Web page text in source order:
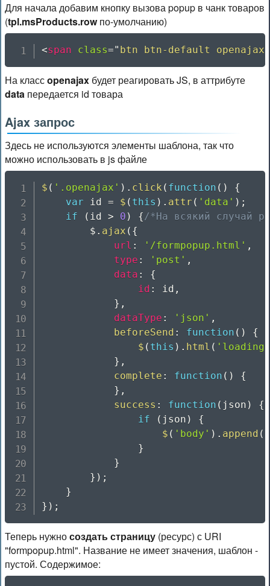
Для начала добавим кнопку вызова popup в чанк товаров
(tpl.msProducts.rowпо-умолчанию)
<span class=" btn btn-default openajax
На классopenajax будет реагировать JS, в аттрибуте
data передается id товара
Ajax запрос
Здесь не используются элементы шаблона, так что
можно использовать в js файле
$ ( '.openajax' ) . click ( function ( )
{
var id = $ ( this ) . attr ( 'data' ) ;
if
( id > 0 ) {/*На всякий случай
		$
. ajax ( {
url : '/formpopup.html' ,
type : 'post' ,
data :
{
id : id ,
} ,
dataType : 'json' ,
beforeSend : function ( )
{
$ ( this ) . html ( 'loading'
} ,
complete : function ( )
{
} ,
success : function ( json )
{
if
( json )
{
$ ( 'body' ) . append (
}
}
} ) ;
}
} ) ;
Теперь нужносоздать страницу (ресурс) с URI
"formpopup.html". Название не имеет значения, шаблон -
пустой. Содержимое: